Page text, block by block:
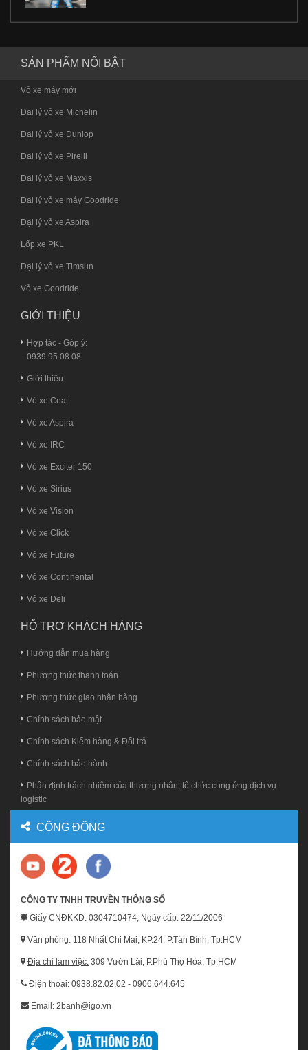
SẢN PHẨM NỔI BẬT
Vỏ xe máy mới
Đại lý vỏ xe Michelin
Đại lý vỏ xe Dunlop
Đại lý vỏ xe Pirelli
Đại lý vỏ xe Maxxis
Đại lý vỏ xe máy Goodride
Đại lý vỏ xe Aspira
Lốp xe PKL
Đại lý vỏ xe Timsun
Vỏ xe Goodride
GIỚI THIỆU
Hợp tác - Góp ý:
0939.95.08.08
Giới thiệu
Vỏ xe Ceat
Vỏ xe Aspira
Vỏ xe IRC
Vỏ xe Exciter 150
Vỏ xe Sirius
Vỏ xe Vision
Vỏ xe Click
Vỏ xe Future
Vỏ xe Continental
Vỏ xe Deli
HỖ TRỢ KHÁCH HÀNG
Hướng dẫn mua hàng
Phương thức thanh toán
Phương thức giao nhận hàng
Chính sách bảo mật
Chính sách Kiểm hàng & Đổi trả
Chính sách bảo hành
Phân định trách nhiệm của thương nhân, tổ chức cung ứng dịch vụ
logistic
CỘNG ĐỒNG
CÔNG TY TNHH TRUYỀN THÔNG SỐ
Giấy CNĐKKD: 0304710474, Ngày cấp: 22/11/2006
Văn phòng: 118 Nhất Chi Mai, KP.24, P.Tân Bình, Tp.HCM
Địa chỉ làm việc: 309 Vườn Lài, P.Phú Thọ Hòa, Tp.HCM
Điện thoại: 0938.82.02.02 - 0906.644.645
Email: 2banh@igo.vn